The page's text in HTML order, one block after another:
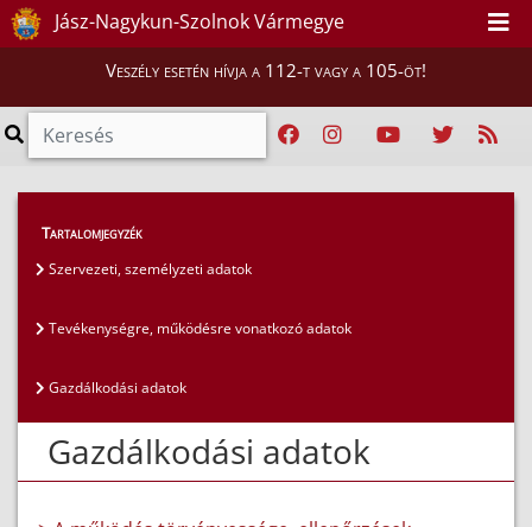
Jász-Nagykun-Szolnok Vármegye
Veszély esetén hívja a 112-t vagy a 105-öt!
Közérdekű adatok
Gazdálkodási adatok
Tartalomjegyzék
Szervezeti, személyzeti adatok
Tevékenységre, működésre vonatkozó adatok
Gazdálkodási adatok
Gazdálkodási adatok